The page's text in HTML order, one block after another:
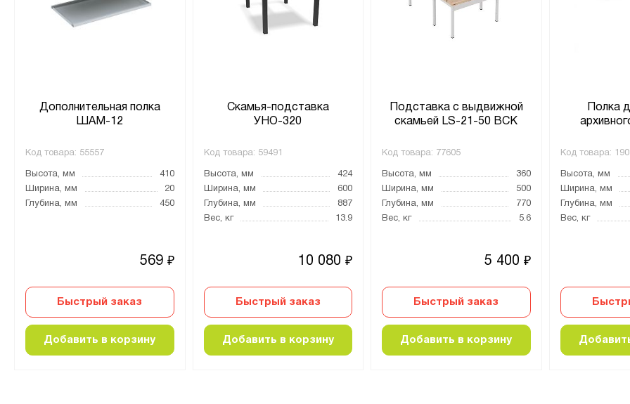
Дополнительная полка
ШАМ-12
Код товара: 55557
Высота, мм
410
Ширина, мм
20
Глубина, мм
450
569 ₽
Быстрый заказ
Добавить в корзину
Скамья-подставка
УНО-320
Код товара: 59491
Высота, мм
424
Ширина, мм
600
Глубина, мм
887
Вес, кг
13.9
10 080 ₽
Быстрый заказ
Добавить в корзину
Подставка с выдвижной
скамьей LS-21-50 ВСК
Код товара: 77605
Высота, мм
360
Ширина, мм
500
Глубина, мм
770
Вес, кг
5.6
5 400 ₽
Быстрый заказ
Добавить в корзину
Полка
Код товара:
Высота, мм
Ширина, мм
Глубина, мм
Вес, кг